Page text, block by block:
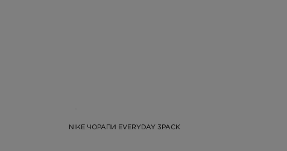
NIKE ЧОРАПИ EVERYDAY 3PACK